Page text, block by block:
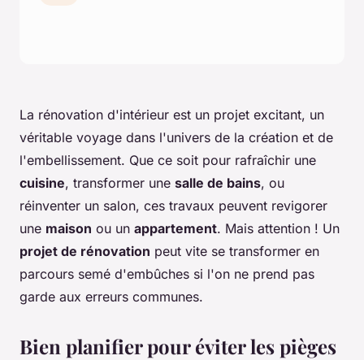
La rénovation d'intérieur est un projet excitant, un
véritable voyage dans l'univers de la création et de
l'embellissement. Que ce soit pour rafraîchir une
cuisine, transformer une salle de bains, ou
réinventer un salon, ces travaux peuvent revigorer
une maison ou un appartement. Mais attention ! Un
projet de rénovation peut vite se transformer en
parcours semé d'embûches si l'on ne prend pas
garde aux erreurs communes.
Bien planifier pour éviter les pièges